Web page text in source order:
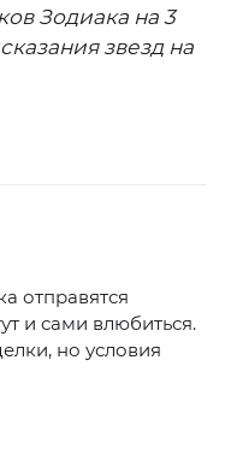
Зодиака на 3
звезд на
отправятся
и сами влюбиться.
но условия